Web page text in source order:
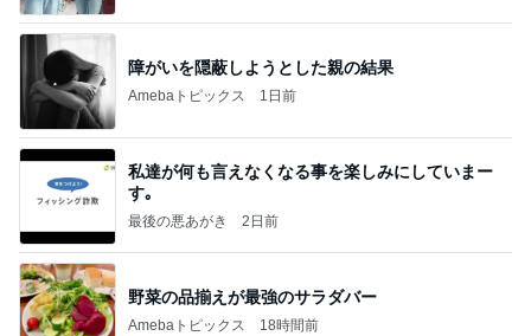
障がいを隠蔽しようとした親の結果
Amebaトピックス 1日前
私達が何も言えなくなる事を楽しみにしていまー
す｡
最後の悪あがき 2日前
野菜の品揃えが最強のサラダバー
Amebaトピックス 18時間前